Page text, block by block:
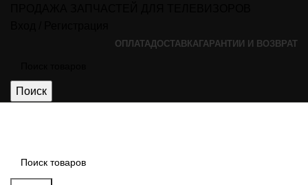
ОПЛАТАДОСТАВКА ГАРАНТИИ И ВОЗВРАТ
Поиск